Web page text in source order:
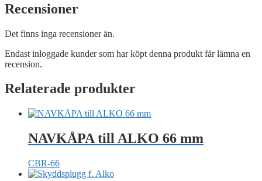
Recensioner
Det finns inga recensioner än.
Endast inloggade kunder som har köpt denna produkt får lämna en
recension.
Relaterade produkter
NAVKÅPA till ALKO 66 mm
CBR-66